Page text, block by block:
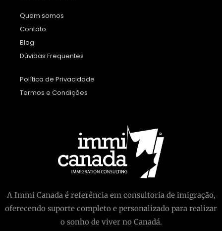
Quem somos
Contato
Blog
Dúvidas Frequentes
Política de Privacidade
Termos e Condições
A Immi Canada é referência em consultoria de imigração,
oferecendo suporte completo e personalizado para realizar
o sonho de viver no Canadá.